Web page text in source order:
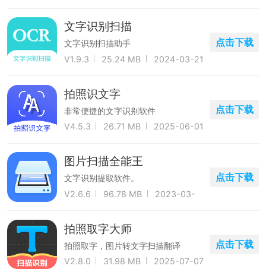
文字识别扫描
文字识别扫描助手
V1.9.3
25.24 MB 2024-03-21
点击下载
拍照识文字
非常便捷的文字识别软件
V4.5.3
26.71 MB 2025-06-01
点击下载
图片扫描全能王
文字识别提取软件。
V2.6.6
96.78 MB
2023-03-
点击下载
拍照取字大师
拍照取字，图片转文字扫描翻译
V2.8.0
31.98 MB 2025-07-07
点击下载